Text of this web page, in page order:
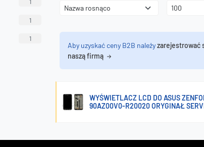
1
1
1
Aby uzyskać ceny B2B należyzarejestrować
naszą firmą
WYŚWIETLACZ LCD DO ASUS
90AZ00V0-R20020 ORYGINAŁ